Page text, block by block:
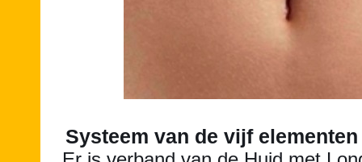
Systeem van de vijf elementen